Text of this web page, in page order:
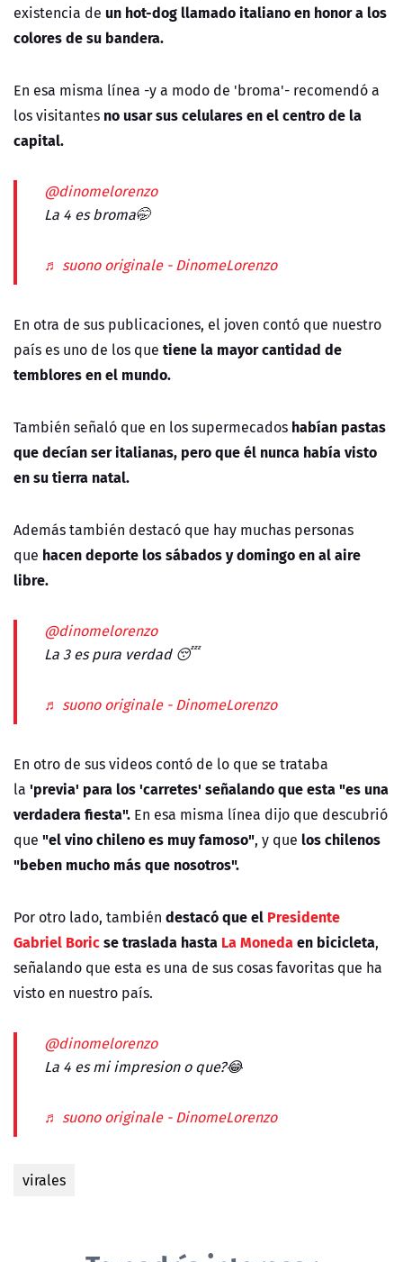
existencia de un hot-dog llamado italiano en honor a los
colores de su bandera.
En esa misma línea -y a modo de 'broma'- recomendó a
los visitantes no usar sus celulares en el centro de la
capital.
@dinomelorenzo
La 4 es broma🤭
♬ suono originale - DinomeLorenzo
En otra de sus publicaciones, el joven contó que nuestro
país es uno de los que tiene la mayor cantidad de
temblores en el mundo.
También señaló que en los supermecados habían pastas
que decían ser italianas, pero que él nunca había visto
en su tierra natal.
Además también destacó que hay muchas personas
que hacen deporte los sábados y domingo en al aire
libre.
@dinomelorenzo
La 3 es pura verdad 😴
♬ suono originale - DinomeLorenzo
En otro de sus videos contó de lo que se trataba
la 'previa' para los 'carretes' señalando que esta "es una
verdadera fiesta". En esa misma línea dijo que descubrió
que "el vino chileno es muy famoso", y que los chilenos
"beben mucho más que nosotros".
Por otro lado, también destacó que el Presidente
Gabriel Boricse traslada hasta La Monedaen bicicleta,
señalando que esta es una de sus cosas favoritas que ha
visto en nuestro país.
@dinomelorenzo
La 4 es mi impresion o que?😂
♬ suono originale - DinomeLorenzo
virales